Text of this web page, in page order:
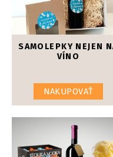
SAMOLEPKY NEJEN
VÍNO
NAKUPOVAŤ